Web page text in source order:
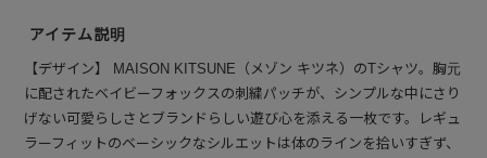
アイテム説明
【デザイン】 MAISON KITSUNE（メゾン キツネ）のTシャツ。胸元
に配されたベイビーフォックスの刺繍パッチが、シンプルな中にさり
げない可愛らしさとブランドらしい遊び心を添える一枚です。レギュ
ラーフィットのベーシックなシルエットは体のラインを拾いすぎず、